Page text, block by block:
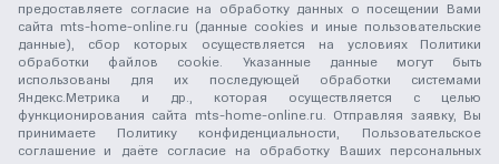
предоставляете согласие на обработку данных о посещении Вами
сайта mts-home-online.ru (данные cookies и иные пользовательские
данные), сбор которых осуществляется на условиях Политики
обработки файлов cookie. Указанные данные могут быть
использованы для их последующей обработки системами
Яндекс.Метрика и др., которая осуществляется с целью
функционирования сайта mts-home-online.ru. Отправляя заявку, Вы
принимаете Политику конфиденциальности, Пользовательское
соглашение и даёте согласие на обработку Ваших персональных